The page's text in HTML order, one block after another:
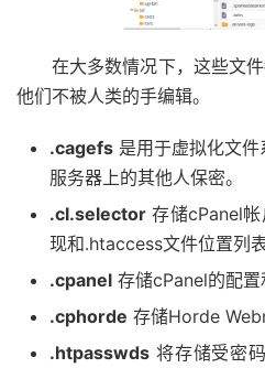
在大多数情况下，这些文
他们不被人类的手编辑。
.cagefs 是用于虚拟化文
服务器上的其他人保密。
.cl.selector 存储cPanel
现和.htaccess文件位置列表
.cpanel 存储cPanel的配置
.cphorde 存储Horde
.htpasswds 将存储受密